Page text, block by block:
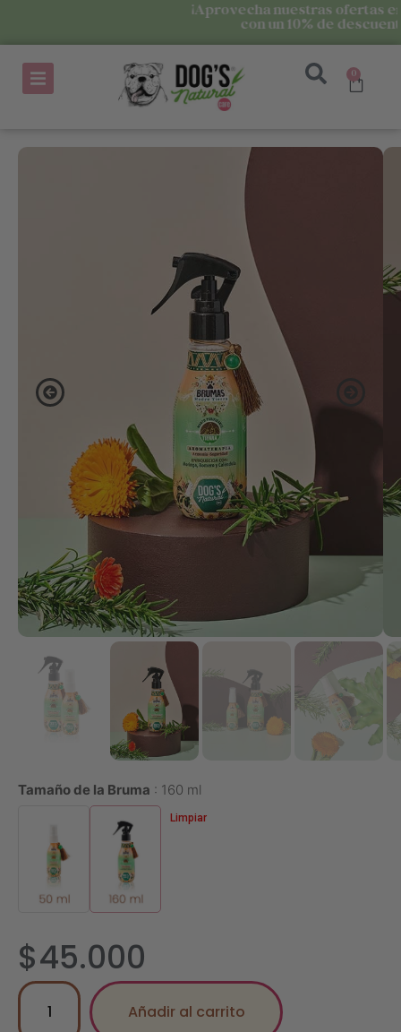
¡Aprovecha nuestras ofertas en los KITS
con un 10% de descuento!
0
Tamaño de la Bruma 160 ml
Limpiar
$45.000
Añadir al carrito